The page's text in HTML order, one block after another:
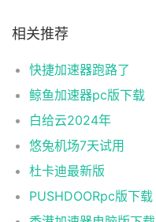
相关推荐
快捷加速器跑路了
鲸鱼加速器pc版下载
白给云2024年
悠兔机场7天试用
杜卡迪最新版
PUSHDOORpc版下载